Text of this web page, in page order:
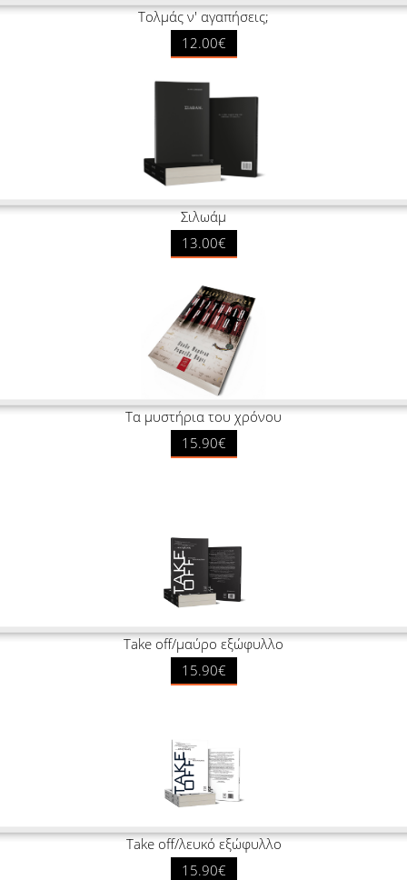
Τολμάς ν' αγαπήσεις;
12.00€
Σιλωάμ
13.00€
Τα μυστήρια του χρόνου
15.90€
Take off/μαύρο εξώφυλλο
15.90€
Take off/λευκό εξώφυλλο
15.90€